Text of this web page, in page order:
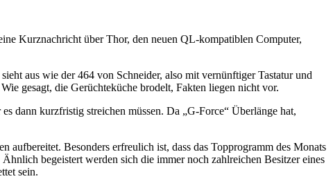
Kurznachricht über Thor, den neuen QL-kompatiblen Computer,
aus wie der 464 von Schneider, also mit vernünftiger Tastatur und
gesagt, die Gerüchteküche brodelt, Fakten liegen nicht vor.
dann kurzfristig streichen müssen. Da „G-Force“ Überlänge hat,
Besonders erfreulich ist, dass das Topprogramm des Monats
begeistert werden sich die immer noch zahlreichen Besitzer eines
sein.